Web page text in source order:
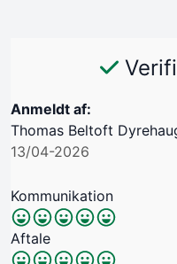
Anmeldt af:
Thomas Beltoft
13/04-2026
Kommunikation
Aftale